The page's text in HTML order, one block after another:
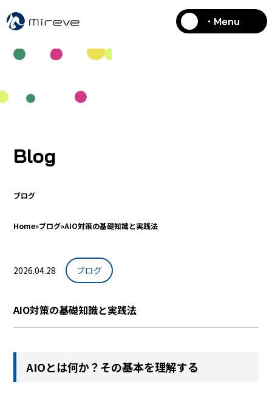
・Menu
Blog
ブログ
Home»ブログ»AIO対策の基礎知識と実践法
2026.04.28 ブログ
AIO対策の基礎知識と実践法
AIOとは何か？その基本を理解する